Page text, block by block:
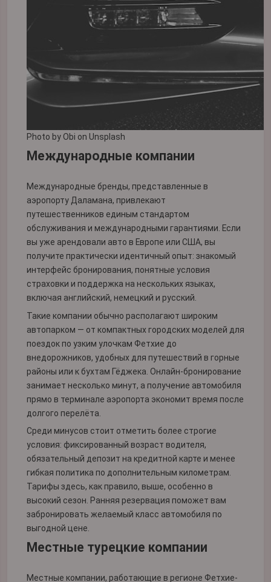
Photo byObi on Unsplash
Международные компании
Международные бренды, представленные в
аэропорту Даламана, привлекают
путешественников единым стандартом
обслуживания и международными гарантиями. Если
вы уже арендовали авто в Европе или США, вы
получите практически идентичный опыт: знакомый
интерфейс бронирования, понятные условия
страховки и поддержка на нескольких языках,
включая английский, немецкий и русский.
Такие компании обычно располагают широким
автопарком — от компактных городских моделей для
поездок по узким улочкам Фетхие до
внедорожников, удобных для путешествий в горные
районы или к бухтам Гёджека. Онлайн-бронирование
занимает несколько минут, а получение автомобиля
прямо в терминале аэропорта экономит время после
долгого перелёта.
Среди минусов стоит отметить более строгие
условия: фиксированный возраст водителя,
обязательный депозит на кредитной карте и менее
гибкая политика по дополнительным километрам.
Тарифы здесь, как правило, выше, особенно в
высокий сезон. Ранняя резервация поможет вам
забронировать желаемый класс автомобиля по
выгодной цене.
Местные турецкие компании
Местные компании, работающие в регионе Фетхие-